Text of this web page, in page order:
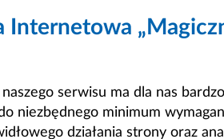
Internetowa
serwisu ma dla nas
niezbędnego minimum
działania strony oraz